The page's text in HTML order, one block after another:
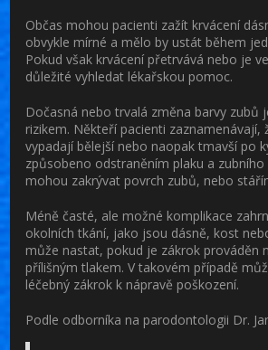
Občas mohou pacienti zažít krvácení
obvykle mírné a mělo by ustát během
Pokud však krvácení přetrvává nebo je
důležité vyhledat lékařskou pomoc.
Dočasná nebo trvalá změna barvy zubů
rizikem. Někteří pacienti zaznamenávají,
vypadají bělejší nebo naopak tmavší po
způsobeno odstraněním plaku a
mohou zakrývat povrch zubů, nebo
Méně časté, ale možné komplikace
okolních tkání, jako jsou dásně, kost
může nastat, pokud je zákrok prováděn
přílišným tlakem. V takovém případě
léčebný zákrok k nápravě poškození.
Podle odborníka na parodontologii Dr.